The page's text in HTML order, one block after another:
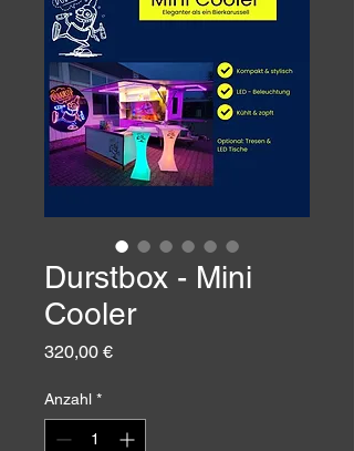
Durstbox - Mini
Cooler
320,00 €Preis
Anzahl *